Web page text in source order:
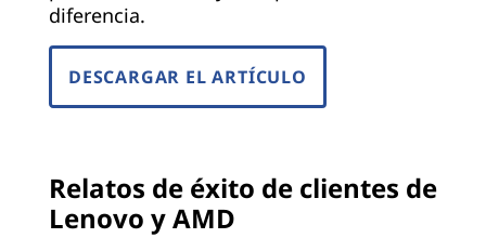
diferencia.
DESCARGAR EL ARTÍCULO
Relatos de éxito de clientes de
Lenovo y AMD